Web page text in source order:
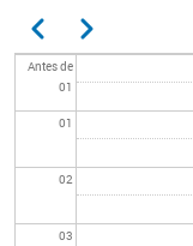
Paginación
AnteriorSiguiente
Antes de
01
01
02
03